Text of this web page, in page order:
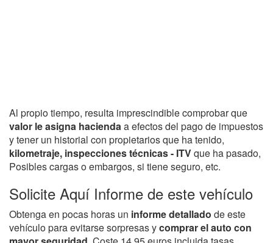
Al propio tiempo, resulta imprescindible comprobar que
valor le asigna haciendaa efectos del pago de impuestos
y tener un historial con propietarios que ha tenido,
kilometraje, inspecciones técnicas - ITVque ha pasado,
Posibles cargas o embargos, si tiene seguro, etc.
Solicite Aquí Informe de este vehículo
Obtenga en pocas horas un informe detallado de este
vehículo para evitarse sorpresas ycomprar el auto con